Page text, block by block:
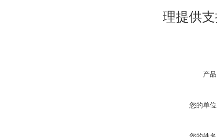
理提供
产
您的单